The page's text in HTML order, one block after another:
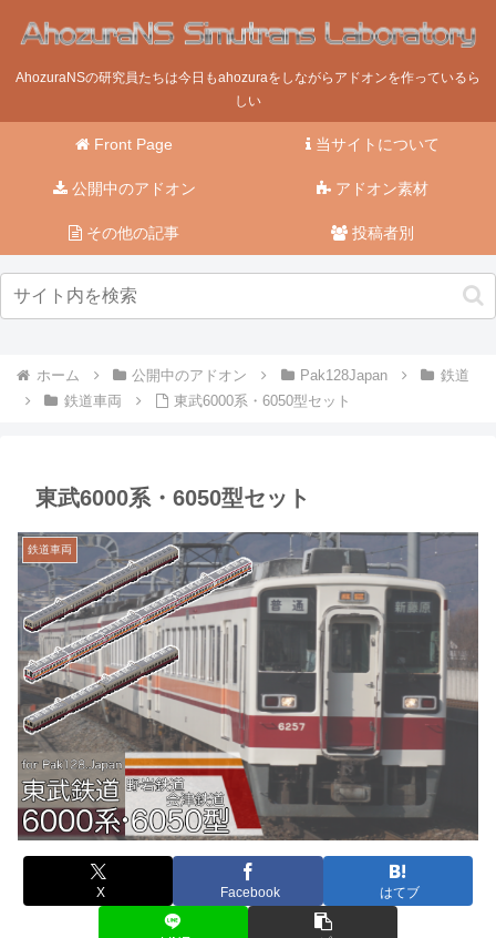
AhozuraNSの研究員たちは今日もahozuraをしながらアドオンを作っているら
しい
Front Page 当サイトについて
公開中のアドオン アドオン素材
その他の記事 投稿者別
ホーム 公開中のアドオン Pak128Japan
鉄道
鉄道車両
東武6000系・6050型セット
東武6000系・6050型セット
鉄道車両
X Facebook はてブ